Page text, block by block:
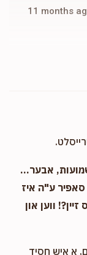
11 months
Phone
Phone
Phone
11 months
אבער...
ע"ה איז
ווען און
א איש חסיד